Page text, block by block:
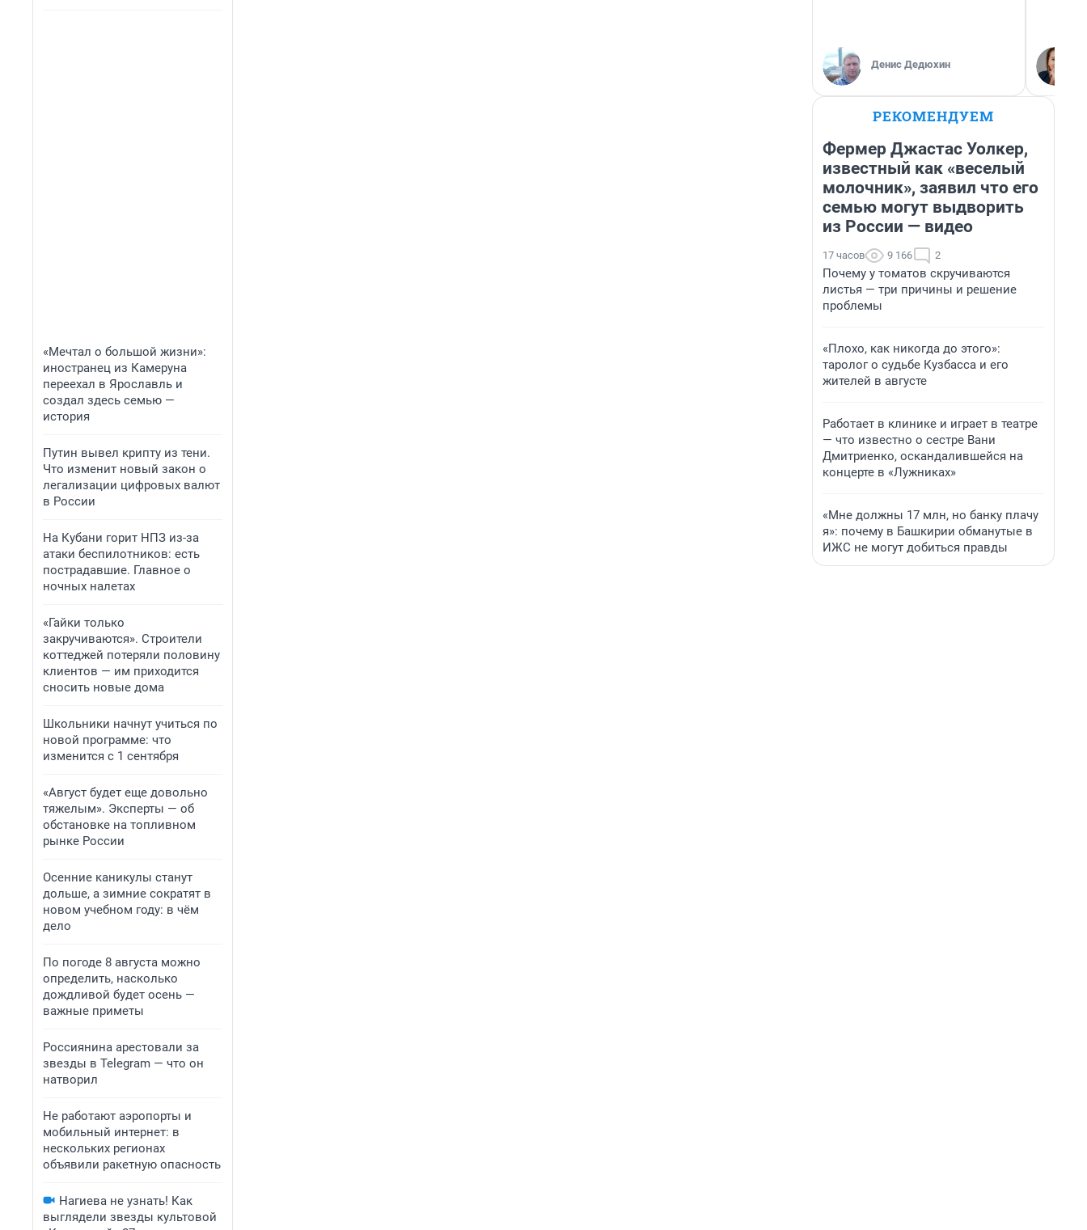
«Мечтал о большой жизни»:
иностранец из Камеруна
переехал в Ярославль и
создал здесь семью —
история
Путин вывел крипту из тени.
Что изменит новый закон о
легализации цифровых валют
в России
На Кубани горит НПЗ из-за
атаки беспилотников: есть
пострадавшие. Главное о
ночных налетах
«Гайки только
закручиваются». Строители
коттеджей потеряли половину
клиентов — им приходится
сносить новые дома
Школьники начнут учиться по
новой программе: что
изменится с 1 сентября
«Август будет еще довольно
тяжелым». Эксперты — об
обстановке на топливном
рынке России
Осенние каникулы станут
дольше, а зимние сократят в
новом учебном году: в чём
дело
По погоде 8 августа можно
определить, насколько
дождливой будет осень —
важные приметы
Россиянина арестовали за
звезды в Telegram — что он
натворил
Не работают аэропорты и
мобильный интернет: в
нескольких регионах
объявили ракетную опасность
Нагиева не узнать! Как
выглядели звезды культовой
Денис Дедюхин
РЕКОМЕНДУЕМ
Фермер Джастас Уолкер,
известный как «веселый
молочник», заявил что его
семью могут выдворить
из России — видео
17 часов 9 166 2
Почему у томатов скручиваются
листья — три причины и решение
проблемы
«Плохо, как никогда до этого»:
таролог о судьбе Кузбасса и его
жителей в августе
Работает в клинике и играет в театре
— что известно о сестре Вани
Дмитриенко, оскандалившейся на
концерте в «Лужниках»
«Мне должны 17 млн, но банку плачу
я»: почему в Башкирии обманутые в
ИЖС не могут добиться правды